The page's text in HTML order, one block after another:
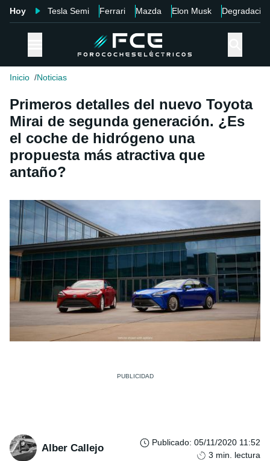
Hoy Tesla Semi Ferrari Mazda Elon Musk Degradación
Inicio Noticias
Primeros detalles del nuevo Toyota
Mirai de segunda generación. ¿Es
el coche de hidrógeno una
propuesta más atractiva que
antaño?
Alber Callejo Publicado: 05/11/2020 11:52
3 min. lectura